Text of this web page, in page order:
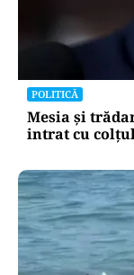
POLITICĂ
Mesia și
intrat cu